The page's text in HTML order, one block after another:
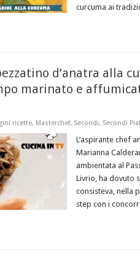
curcuma ai
d’anatra alla
marinato e
ricette, Masterchef, Secondi, Secondi
L’aspirante chef
Marianna
ambientata al
Livrio, ha dovuto
consisteva, nella
step con i